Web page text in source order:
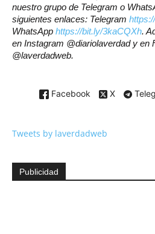
nuestro grupo de Telegram o
siguientes enlaces: Telegram
WhatsApp https://bit.ly/3kaCQXh.
en Instagram @diariolaverdad y en
@laverdadweb.
Facebook X
Tweets by laverdadweb
Publicidad